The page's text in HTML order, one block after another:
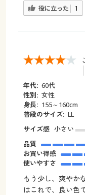
役に立った 1
年代: 60代
性別: 女性
身長: 155～160cm
普段のサイズ: LL
サイズ感 小さい
品質
お買い得感
使いやすさ
もう少し、爽やか
はこれで、良い色